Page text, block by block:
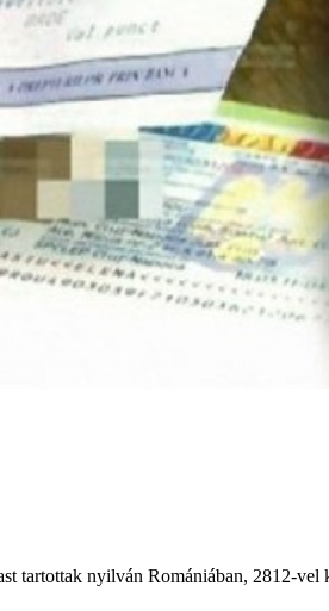
tartottak nyilván Romániában, 2812-